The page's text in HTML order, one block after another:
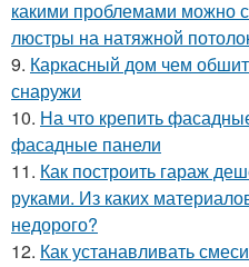
какими проблемами можно
люстры на натяжной
9. Каркасный дом чем
снаружи
10. На что крепить
фасадные панели
11. Как построить гараж
руками. Из каких
недорого?
12. Как устанавливать